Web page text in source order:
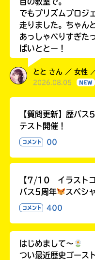
目の教室で。
でもプリズムプロジ
走りました。ちゃん
あっしゃべりすぎた
ばいととー！
とと さん ／ 女性
2026.08.05 NEW
【質問更新】歴バ
テスト開催！
コメント 00
【7/10 イラストコ
バス5周年
スペシ
コメント 400
はじめまして〜
つい最近歴史ゴース